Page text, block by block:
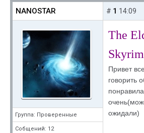
NANOSTAR
Группа: Проверенные
Собщений: 12
# 1 14:09
The
Skyrim
Привет
говорить
ожидали)